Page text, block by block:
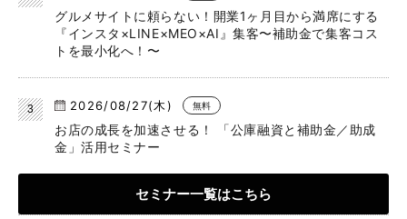
グルメサイトに頼らない！開業1ヶ月目から満席にする
『インスタ×LINE×MEO×AI』集客〜補助金で集客コス
トを最小化へ！〜
2026/08/27(木) 無料
お店の成長を加速させる！ 「公庫融資と補助金／助成
金」活用セミナー
セミナー一覧はこちら